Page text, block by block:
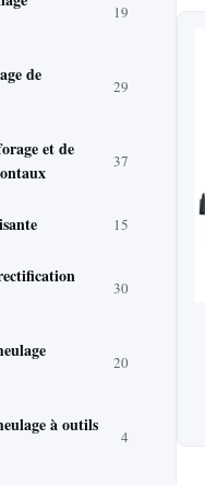
19
de
29
et de
37
15
30
20
à outils
4